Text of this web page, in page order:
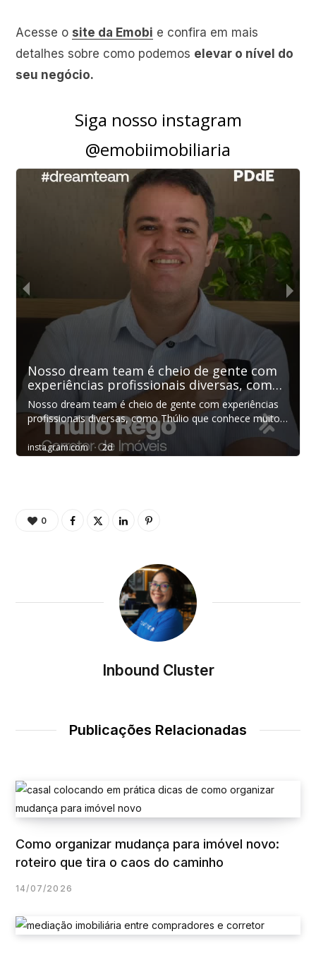
Acesse o site da Emobi e confira em mais
detalhes sobre como podemos elevar o nível do
seu negócio.
0
Inbound Cluster
Publicações Relacionadas
Como organizar mudança para imóvel novo:
roteiro que tira o caos do caminho
14/07/2026